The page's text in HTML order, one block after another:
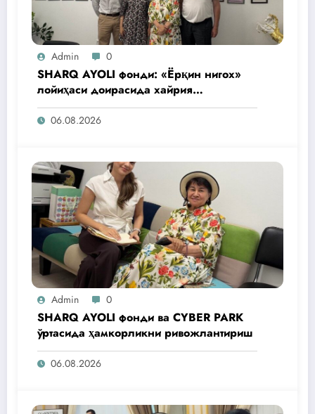
Admin 0
SHARQ AYOLI фонди: «Ёрқин нигох»
лойиҳаси доирасида хайрия
операциялари ўтказилади
06.08.2026
Admin 0
SHARQ AYOLI фонди ва CYBER PARK
ўртасида ҳамкорликни ривожлантириш
06.08.2026